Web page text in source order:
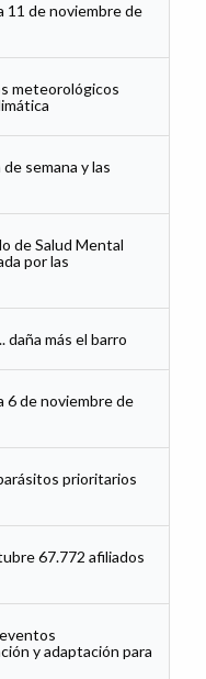
11 de noviembre de
meteorológicos
semana y las
de Salud Mental
por las
daña más el barro
6 de noviembre de
prioritarios
67.772 afiliados
y adaptación para